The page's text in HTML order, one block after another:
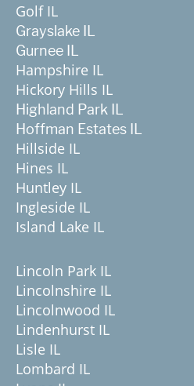
Golf IL
Grayslake IL
Gurnee IL
Hampshire IL
Hickory Hills IL
Highland Park IL
Hoffman Estates IL
Hillside IL
Hines IL
Huntley IL
Ingleside IL
Island Lake IL
Lincoln Park IL
Lincolnshire IL
Lincolnwood IL
Lindenhurst IL
Lisle IL
Lombard IL